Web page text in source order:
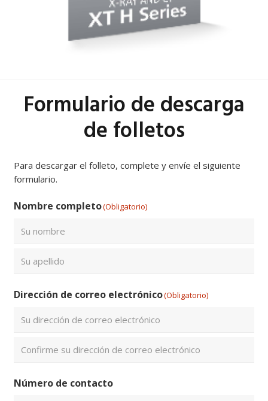
Formulario de descarga
de folletos
Para descargar el folleto, complete y envíe el siguiente
formulario.
Nombre completo(Obligatorio)
Dirección de correo electrónico(Obligatorio)
un
email
Número de contacto